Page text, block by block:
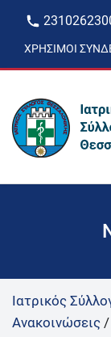
ΧΡΉΣΙΜΟΙ
Ιατρικός
Ανακοινώσεις /